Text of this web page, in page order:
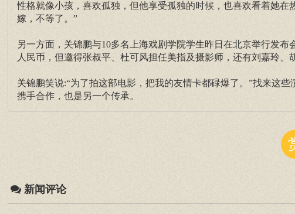
性格就像小孩，喜欢孤独，但他享受孤独的时候，也喜欢看着她
嫁，不等了。”
另一方面，关锦鹏与10多名上海戏剧学院学生昨日在北京举行发
人民币，但邀得张叔平、杜可风担任美指及摄影师，还有刘嘉玲、
关锦鹏笑说:“为了拍这部电影，把我的友情卡都碌爆了。”找来这
携手合作，也是另一个传承。
新闻评论